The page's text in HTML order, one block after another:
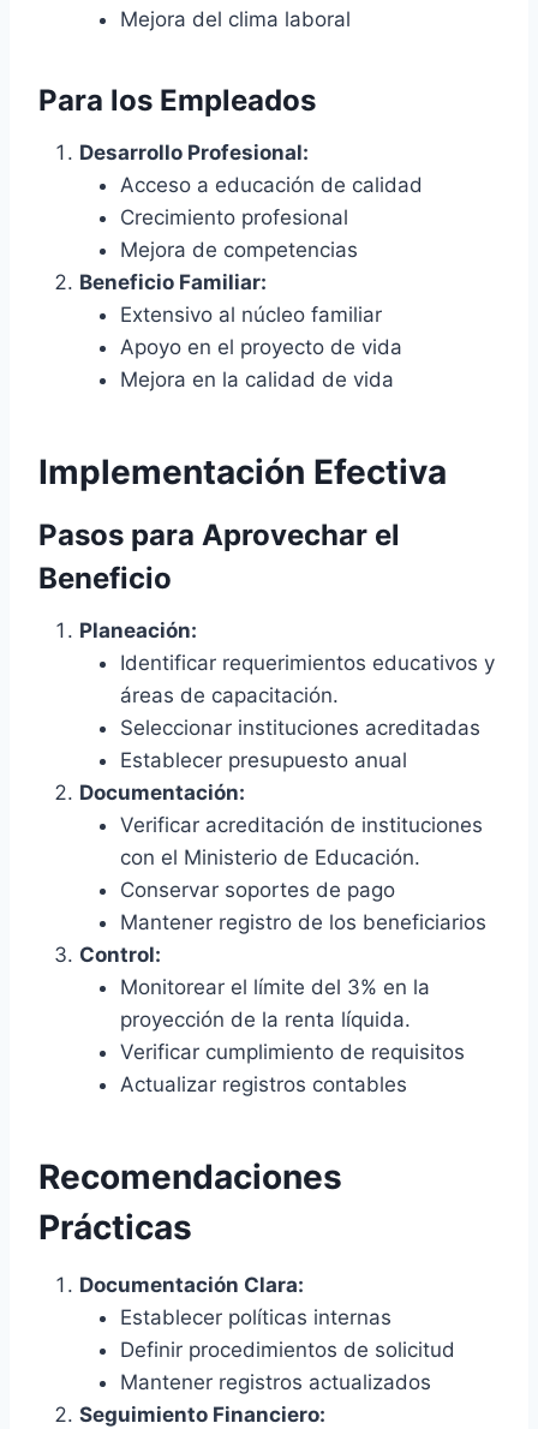
Mejora del clima laboral
Para los Empleados
Desarrollo Profesional:
Acceso a educación de calidad
Crecimiento profesional
Mejora de competencias
Beneficio Familiar:
Extensivo al núcleo familiar
Apoyo en el proyecto de vida
Mejora en la calidad de vida
Implementación Efectiva
Pasos para Aprovechar el
Beneficio
Planeación:
Identificar requerimientos educativos y
áreas de capacitación.
Seleccionar instituciones acreditadas
Establecer presupuesto anual
Documentación:
Verificar acreditación de instituciones
con el Ministerio de Educación.
Conservar soportes de pago
Mantener registro de los beneficiarios
Control:
Monitorear el límite del 3% en la
proyección de la renta líquida.
Verificar cumplimiento de requisitos
Actualizar registros contables
Recomendaciones
Prácticas
Documentación Clara:
Establecer políticas internas
Definir procedimientos de solicitud
Mantener registros actualizados
Seguimiento Financiero: